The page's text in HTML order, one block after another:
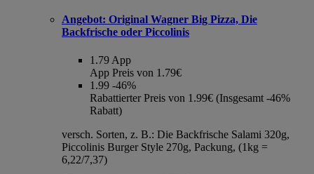
Angebot: Original Wagner Big Pizza, Die
Backfrische oder Piccolinis
1.79 App
App Preis von 1.79€
1.99 -46%
Rabattierter Preis von 1.99€ (Insgesamt -46%
Rabatt)
versch. Sorten, z. B.: Die Backfrische Salami 320g,
Piccolinis Burger Style 270g, Packung, (1kg =
6,22/7,37)